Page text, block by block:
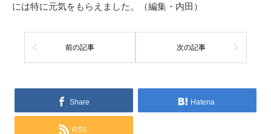
には特に元気をもらえました。（編集・内田）
前の記事 次の記事
Share Hatena
RSS